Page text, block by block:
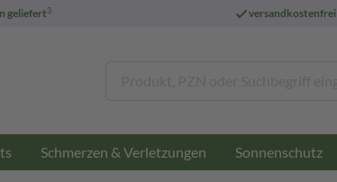
geliefert3 versandkostenfrei
Schmerzen & Verletzungen Sonnenschutz